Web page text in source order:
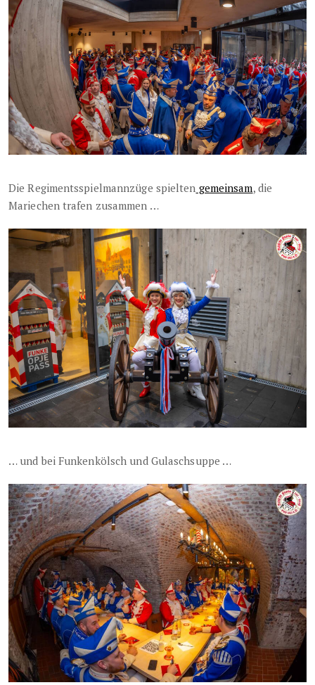
Die Regimentsspielmannzüge spielten gemeinsam, die
Mariechen trafen zusammen …
… und bei Funkenkölsch und Gulaschsuppe …